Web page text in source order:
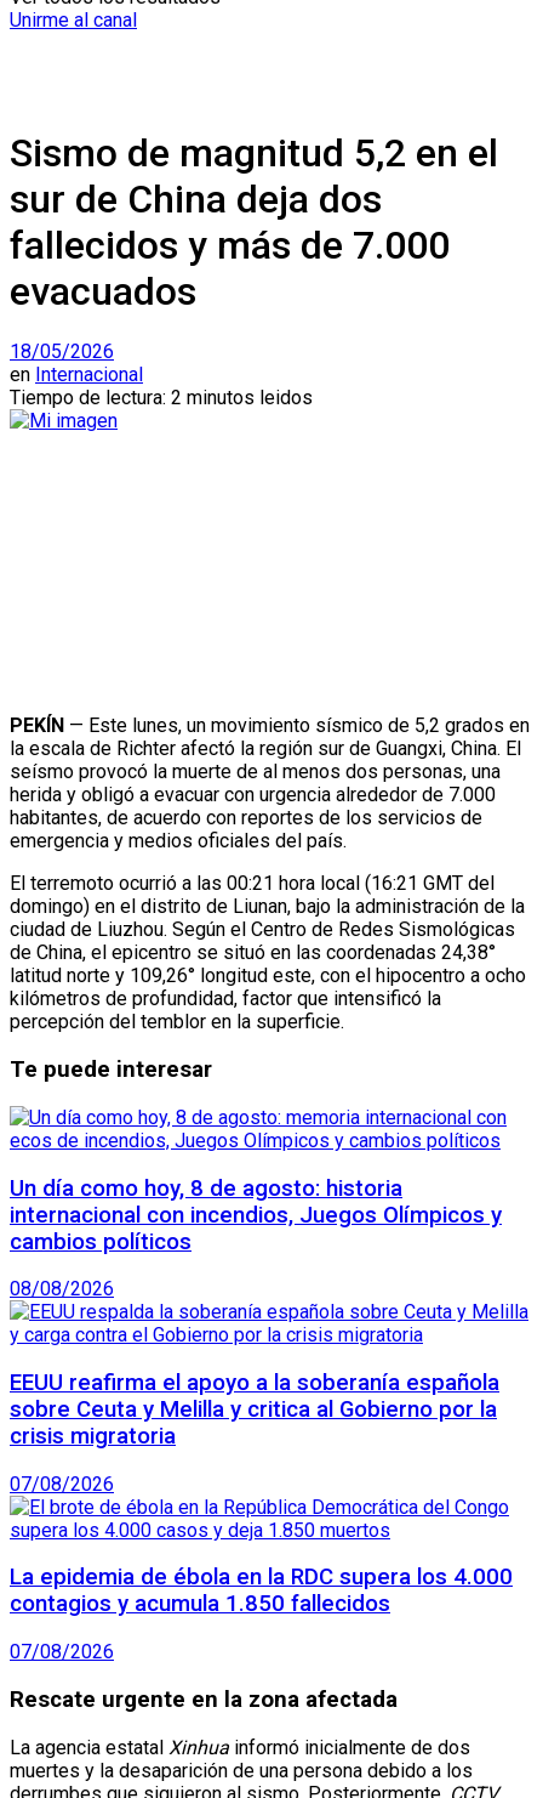
Unirme al canal
Sismo de magnitud 5,2 en el
sur de China deja dos
fallecidos y más de 7.000
evacuados
18/05/2026
en Internacional
Tiempo de lectura: 2 minutos leidos
PEKÍN — Este lunes, un movimiento sísmico de 5,2 grados en
la escala de Richter afectó la región sur de Guangxi, China. El
seísmo provocó la muerte de al menos dos personas, una
herida y obligó a evacuar con urgencia alrededor de 7.000
habitantes, de acuerdo con reportes de los servicios de
emergencia y medios oficiales del país.
El terremoto ocurrió a las 00:21 hora local (16:21 GMT del
domingo) en el distrito de Liunan, bajo la administración de la
ciudad de Liuzhou. Según el Centro de Redes Sismológicas
de China, el epicentro se situó en las coordenadas 24,38°
latitud norte y 109,26° longitud este, con el hipocentro a ocho
kilómetros de profundidad, factor que intensificó la
percepción del temblor en la superficie.
Te puede interesar
Un día como hoy, 8 de agosto: historia
internacional con incendios, Juegos Olímpicos y
cambios políticos
08/08/2026
EEUU reafirma el apoyo a la soberanía española
sobre Ceuta y Melilla y critica al Gobierno por la
crisis migratoria
07/08/2026
La epidemia de ébola en la RDC supera los 4.000
contagios y acumula 1.850 fallecidos
07/08/2026
Rescate urgente en la zona afectada
La agencia estatal Xinhua informó inicialmente de dos
muertes y la desaparición de una persona debido a los
derrumbes que siguieron al sismo. Posteriormente, CCTV